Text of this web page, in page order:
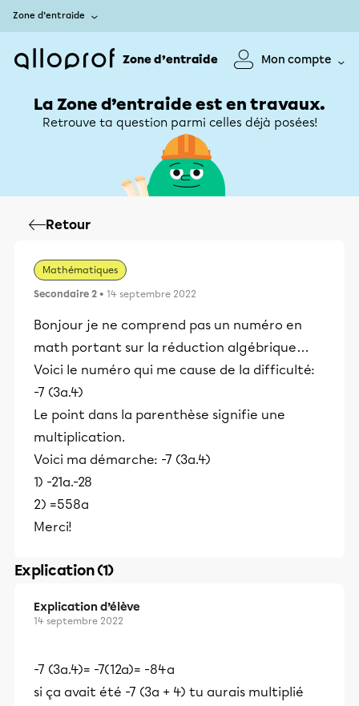
Zone d’entraide
Zone d’entraide Mon compte
La Zone d’entraide est en travaux.
Retrouve ta question parmi celles déjà posées!
Retour
Mathématiques
Secondaire 2 • 14 septembre 2022
Bonjour je ne comprend pas un numéro en
math portant sur la réduction algébrique…
Voici le numéro qui me cause de la difficulté:
-7 (3a.4)
Le point dans la parenthèse signifie une
multiplication.
Voici ma démarche: -7 (3a.4)
1) -21a.-28
2) =558a
Merci!
Explication (1)
Explication d’élève
14 septembre 2022
-7 (3a.4)= -7(12a)= -84a
si ça avait été -7 (3a + 4) tu aurais multiplié